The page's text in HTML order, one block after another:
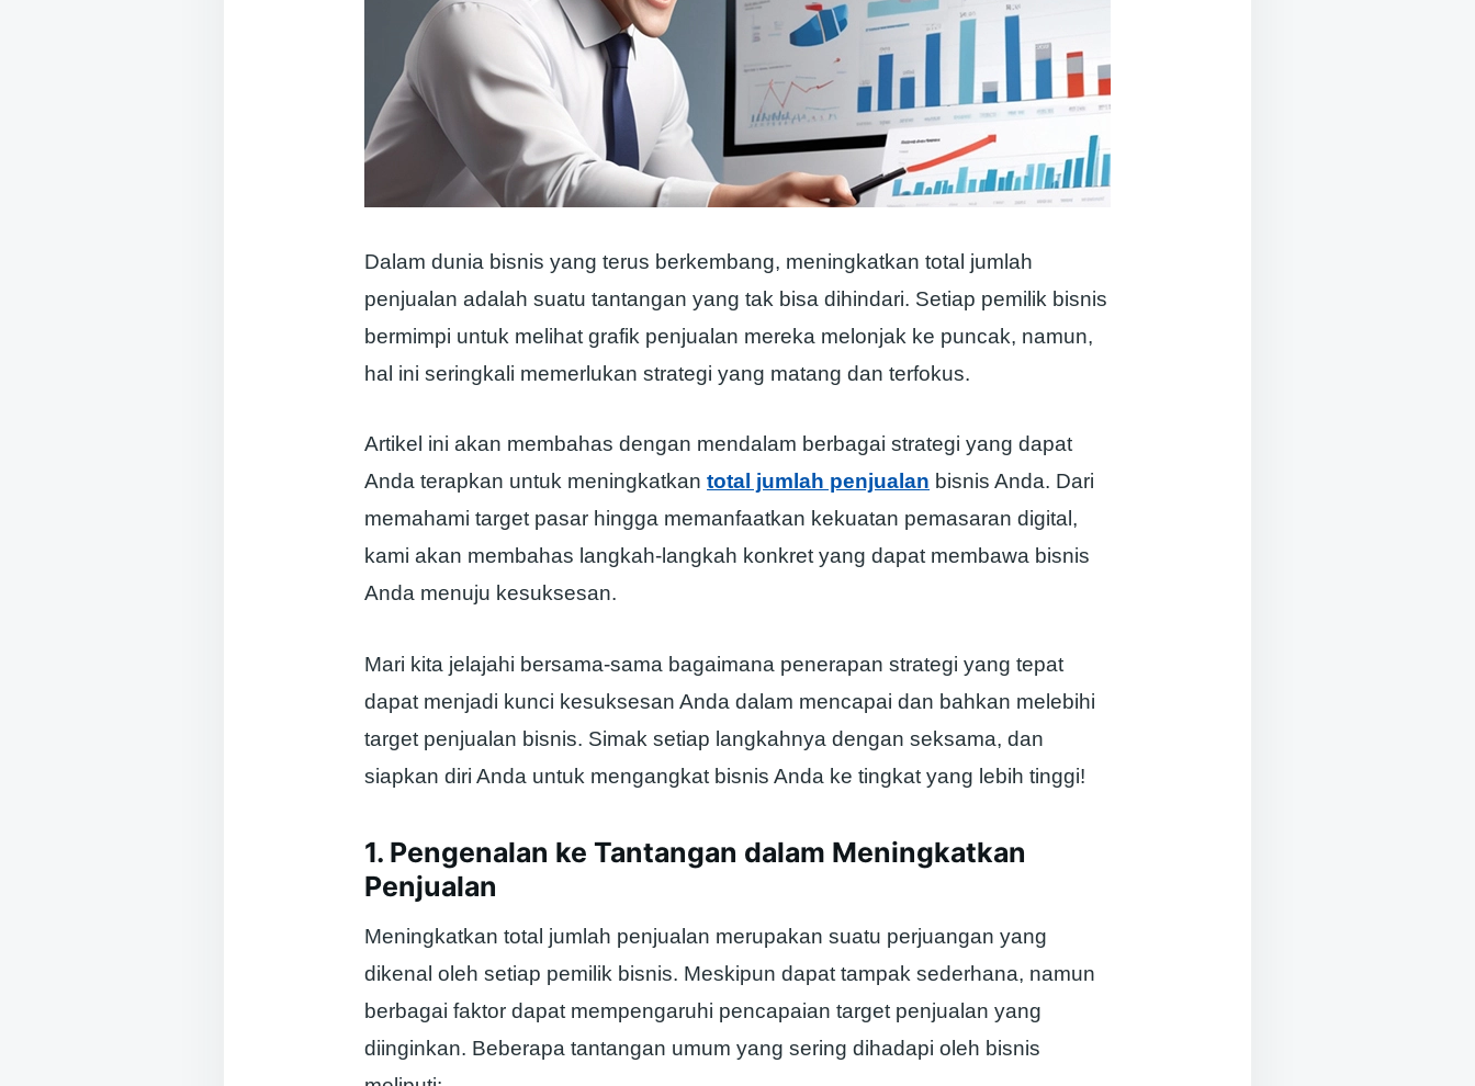
Dalam dunia bisnis yang terus berkembang, meningkatkan total jumlah
penjualan adalah suatu tantangan yang tak bisa dihindari. Setiap pemilik bisnis
bermimpi untuk melihat grafik penjualan mereka melonjak ke puncak, namun,
hal ini seringkali memerlukan strategi yang matang dan terfokus.
Artikel ini akan membahas dengan mendalam berbagai strategi yang dapat
Anda terapkan untuk meningkatkan total jumlah penjualan bisnis Anda. Dari
memahami target pasar hingga memanfaatkan kekuatan pemasaran digital,
kami akan membahas langkah-langkah konkret yang dapat membawa bisnis
Anda menuju kesuksesan.
Mari kita jelajahi bersama-sama bagaimana penerapan strategi yang tepat
dapat menjadi kunci kesuksesan Anda dalam mencapai dan bahkan melebihi
target penjualan bisnis. Simak setiap langkahnya dengan seksama, dan
siapkan diri Anda untuk mengangkat bisnis Anda ke tingkat yang lebih tinggi!
1. Pengenalan ke Tantangan dalam Meningkatkan
Penjualan
Meningkatkan total jumlah penjualan merupakan suatu perjuangan yang
dikenal oleh setiap pemilik bisnis. Meskipun dapat tampak sederhana, namun
berbagai faktor dapat mempengaruhi pencapaian target penjualan yang
diinginkan. Beberapa tantangan umum yang sering dihadapi oleh bisnis